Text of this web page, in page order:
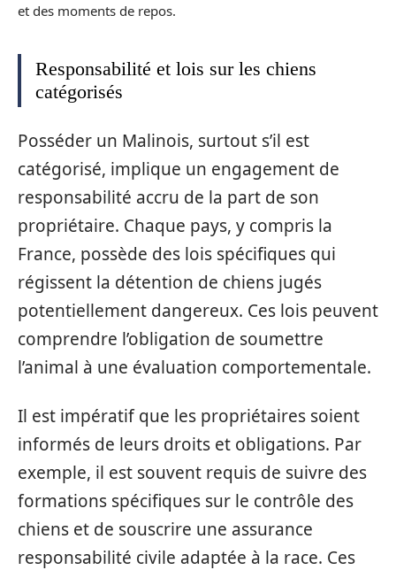
et des moments de repos.
Responsabilité et lois sur les chiens
catégorisés
Posséder un Malinois, surtout s’il est
catégorisé, implique un engagement de
responsabilité accru de la part de son
propriétaire. Chaque pays, y compris la
France, possède des lois spécifiques qui
régissent la détention de chiens jugés
potentiellement dangereux. Ces lois peuvent
comprendre l’obligation de soumettre
l’animal à une évaluation comportementale.
Il est impératif que les propriétaires soient
informés de leurs droits et obligations. Par
exemple, il est souvent requis de suivre des
formations spécifiques sur le contrôle des
chiens et de souscrire une assurance
responsabilité civile adaptée à la race. Ces